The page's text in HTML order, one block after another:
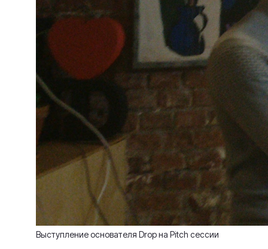
Выступление основателя Drop на Pitch сессии